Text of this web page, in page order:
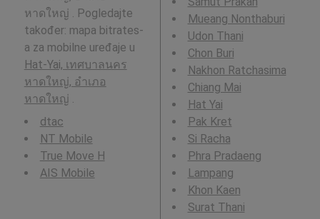
หาดใหญ่ . Pogledajte
također: mapa bitrates-
a za mobilne uređaje u
Hat-Yai, เทศบาลนคร
หาดใหญ่, อำเภอ
หาดใหญ่ .
dtac
NT Mobile
True Move H
AIS Mobile
Mueang Nonthaburi
Udon Thani
Chon Buri
Nakhon Ratchasima
Chiang Mai
Hat Yai
Pak Kret
Si Racha
Phra Pradaeng
Lampang
Khon Kaen
Surat Thani